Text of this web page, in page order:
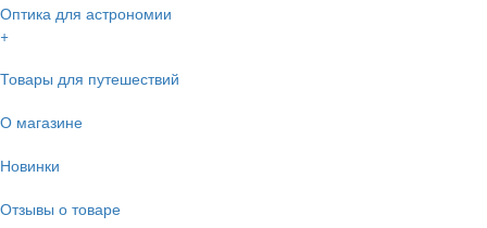
Оптика для астрономии
+
Товары для путешествий
О магазине
Новинки
Отзывы о товаре